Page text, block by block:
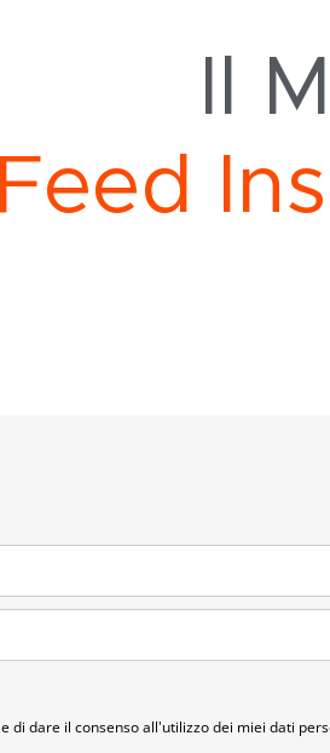
Il
F ed Ins
e di dare il consenso all'utilizzo dei miei dati